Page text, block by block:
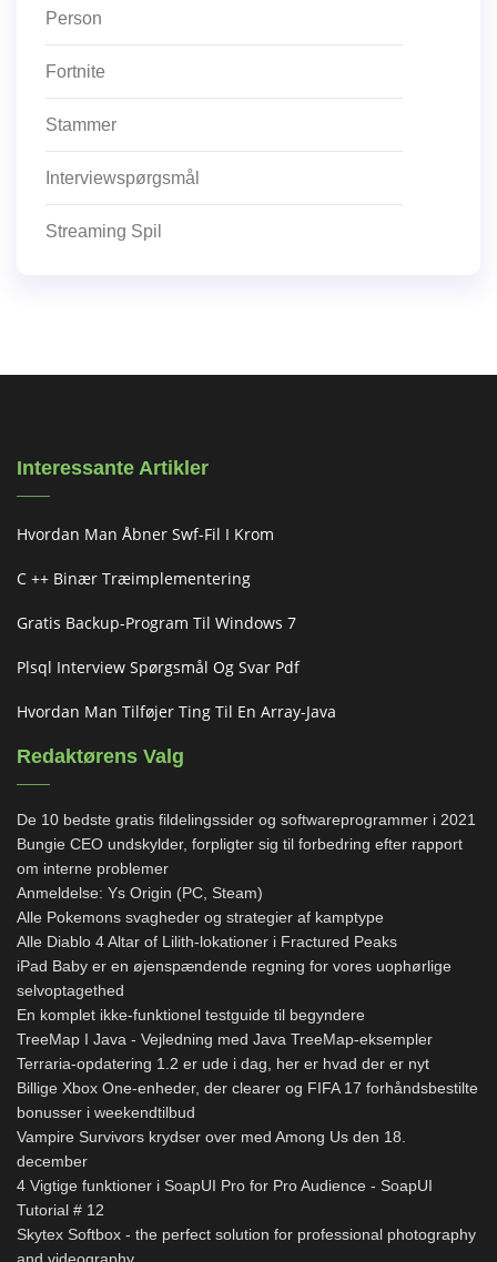
Person
Fortnite
Stammer
Interviewspørgsmål
Streaming Spil
Interessante Artikler
Hvordan Man Åbner Swf-Fil I Krom
C ++ Binær Træimplementering
Gratis Backup-Program Til Windows 7
Plsql Interview Spørgsmål Og Svar Pdf
Hvordan Man Tilføjer Ting Til En Array-Java
Redaktørens Valg
De 10 bedste gratis fildelingssider og softwareprogrammer i 2021
Bungie CEO undskylder, forpligter sig til forbedring efter rapport
om interne problemer
Anmeldelse: Ys Origin (PC, Steam)
Alle Pokemons svagheder og strategier af kamptype
Alle Diablo 4 Altar of Lilith-lokationer i Fractured Peaks
iPad Baby er en øjenspændende regning for vores uophørlige
selvoptagethed
En komplet ikke-funktionel testguide til begyndere
TreeMap I Java - Vejledning med Java TreeMap-eksempler
Terraria-opdatering 1.2 er ude i dag, her er hvad der er nyt
Billige Xbox One-enheder, der clearer og FIFA 17 forhåndsbestilte
bonusser i weekendtilbud
Vampire Survivors krydser over med Among Us den 18.
december
4 Vigtige funktioner i SoapUI Pro for Pro Audience - SoapUI
Tutorial # 12
Skytex Softbox - the perfect solution for professional photography
and videography.